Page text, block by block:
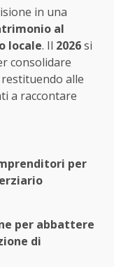
in una
al
locale. Il 2026si
consolidare
alle
a raccontare
per
per abbattere
di